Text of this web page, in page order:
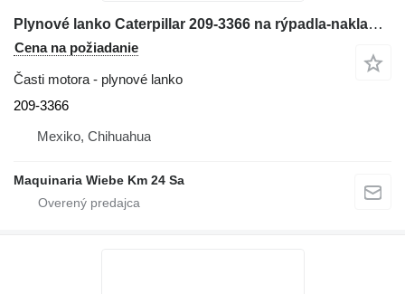
Plynové lanko Caterpillar 209-3366 na rýpadla-nakladača Caterpillar 416E
Cena na požiadanie
Časti motora - plynové lanko
209-3366
Mexiko, Chihuahua
Maquinaria Wiebe Km 24 Sa